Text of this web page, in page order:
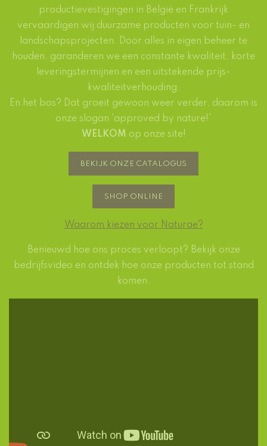
productievestigingen in België en Frankrijk
vervaardigen wij duurzame producten voor tuin- en
landschapsprojecten. Door alles in eigen beheer te
houden, garanderen we een constante kwaliteit, korte
leveringstermijnen en een uitstekende prijs-
kwaliteitverhouding.
En het bos? Dat groeit gewoon weer verder, daarom is
onze slogan 'approved by nature!'
WELKOM op onze site!
BEKIJK ONZE CATALOGUS
SHOP ONLINE
Waarom kiezen voor Naturae?
Benieuwd hoe ons proces verloopt? Bekijk onze
bedrijfsvideo en ontdek hoe onze producten tot stand
komen.